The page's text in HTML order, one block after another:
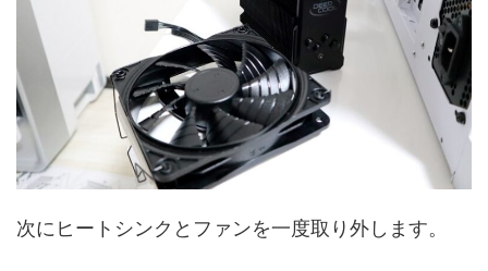
次にヒートシンクとファンを一度取り外します。